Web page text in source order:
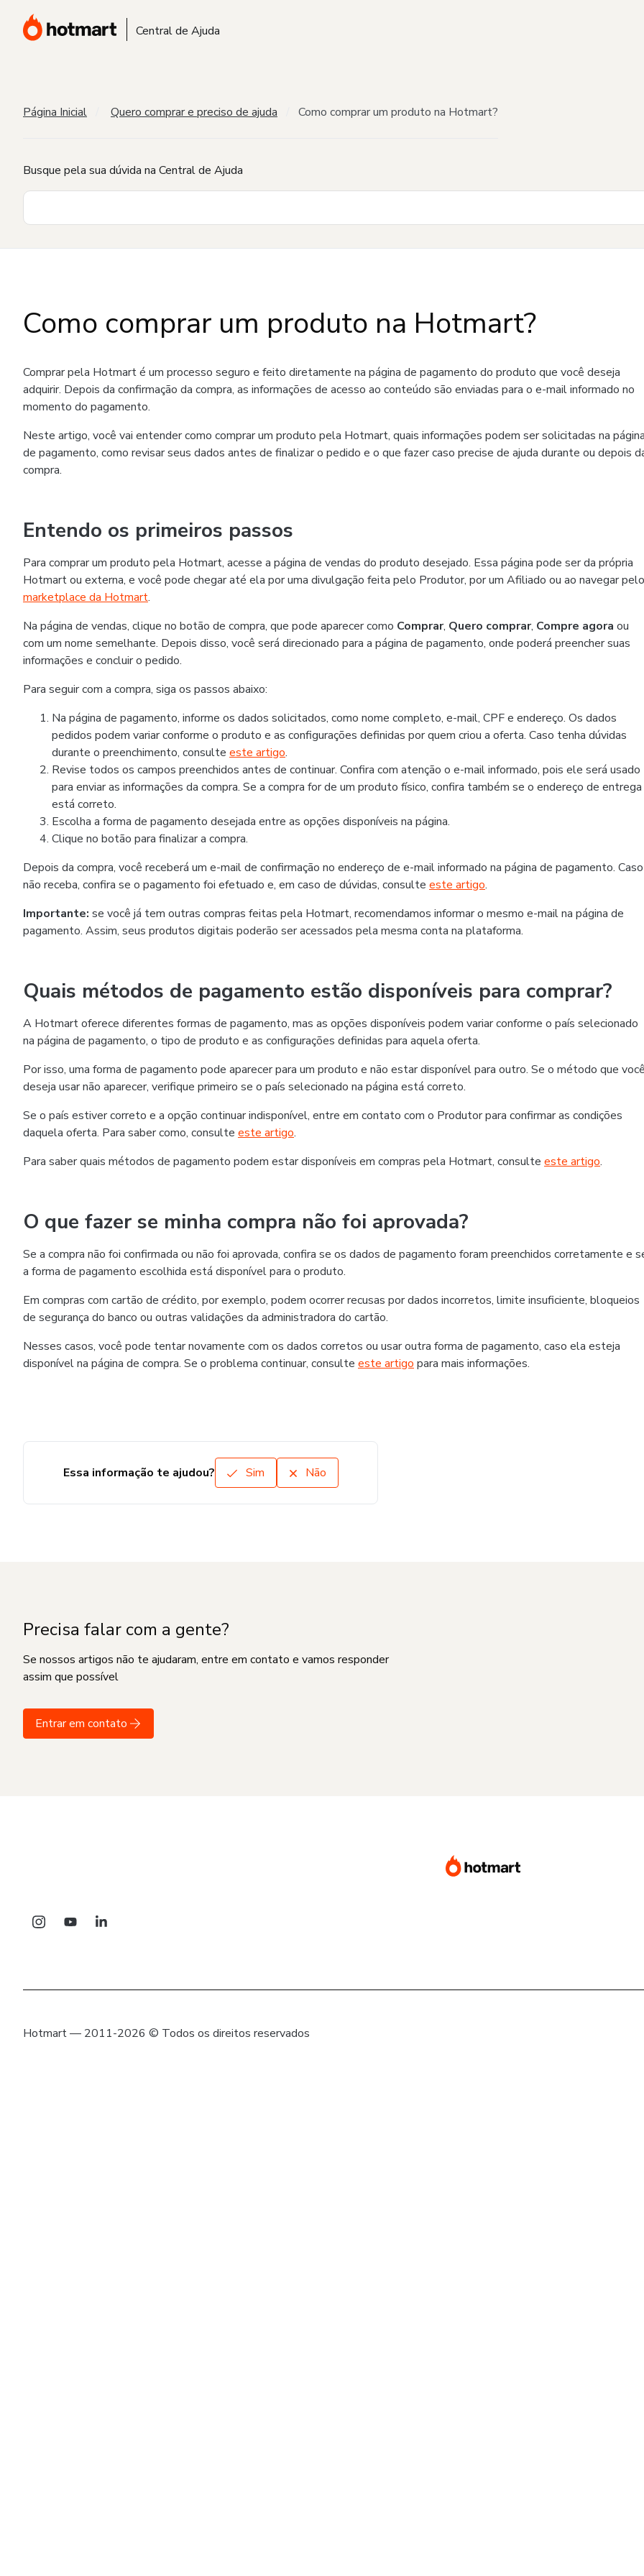
Central de Ajuda
Página Inicial Quero comprar e preciso de ajuda Como comprar um produto na Hotmart?
Busque pela sua dúvida na Central de Ajuda
Como comprar um produto na Hotmart?
Comprar pela Hotmart é um processo seguro e feito diretamente na página de pagamento do produto que você deseja
adquirir. Depois da confirmação da compra, as informações de acesso ao conteúdo são enviadas para o e-mail informado no
momento do pagamento.
Neste artigo, você vai entender como comprar um produto pela Hotmart, quais informações podem ser solicitadas na
de pagamento, como revisar seus dados antes de finalizar o pedido e o que fazer caso precise de ajuda durante ou depois
compra.
Entendo os primeiros passos
Para comprar um produto pela Hotmart, acesse a página de vendas do produto desejado. Essa página pode ser da própria
Hotmart ou externa, e você pode chegar até ela por uma divulgação feita pelo Produtor, por um Afiliado ou ao navegar pelo
marketplace da Hotmart.
Na página de vendas, clique no botão de compra, que pode aparecer como Comprar, Quero comprar, Compre agora ou
com um nome semelhante. Depois disso, você será direcionado para a página de pagamento, onde poderá preencher suas
informações e concluir o pedido.
Para seguir com a compra, siga os passos abaixo:
Na página de pagamento, informe os dados solicitados, como nome completo, e-mail, CPF e endereço. Os dados
pedidos podem variar conforme o produto e as configurações definidas por quem criou a oferta. Caso tenha dúvidas
durante o preenchimento, consulte este artigo.
Revise todos os campos preenchidos antes de continuar. Confira com atenção o e-mail informado, pois ele será usado
para enviar as informações da compra. Se a compra for de um produto físico, confira também se o endereço de entrega
está correto.
Escolha a forma de pagamento desejada entre as opções disponíveis na página.
Clique no botão para finalizar a compra.
Depois da compra, você receberá um e-mail de confirmação no endereço de e-mail informado na página de pagamento. Caso
não receba, confira se o pagamento foi efetuado e, em caso de dúvidas, consulte este artigo.
Importante: se você já tem outras compras feitas pela Hotmart, recomendamos informar o mesmo e-mail na página de
pagamento. Assim, seus produtos digitais poderão ser acessados pela mesma conta na plataforma.
Quais métodos de pagamento estão disponíveis para comprar?
A Hotmart oferece diferentes formas de pagamento, mas as opções disponíveis podem variar conforme o país selecionado
na página de pagamento, o tipo de produto e as configurações definidas para aquela oferta.
Por isso, uma forma de pagamento pode aparecer para um produto e não estar disponível para outro. Se o método que
deseja usar não aparecer, verifique primeiro se o país selecionado na página está correto.
Se o país estiver correto e a opção continuar indisponível, entre em contato com o Produtor para confirmar as condições
daquela oferta. Para saber como, consulte este artigo.
Para saber quais métodos de pagamento podem estar disponíveis em compras pela Hotmart, consulte este artigo.
O que fazer se minha compra não foi aprovada?
Se a compra não foi confirmada ou não foi aprovada, confira se os dados de pagamento foram preenchidos corretamente e
a forma de pagamento escolhida está disponível para o produto.
Em compras com cartão de crédito, por exemplo, podem ocorrer recusas por dados incorretos, limite insuficiente, bloqueios
de segurança do banco ou outras validações da administradora do cartão.
Nesses casos, você pode tentar novamente com os dados corretos ou usar outra forma de pagamento, caso ela esteja
disponível na página de compra. Se o problema continuar, consulte este artigo para mais informações.
Essa informação te ajudou? Sim Não
Precisa falar com a gente?
Se nossos artigos não te ajudaram, entre em contato e vamos responder
assim que possível
Entrar em contato
Hotmart — 2011-2026 © Todos os direitos reservados